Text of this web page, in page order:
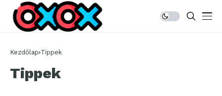
Kezdőlap Tippek
Tippek